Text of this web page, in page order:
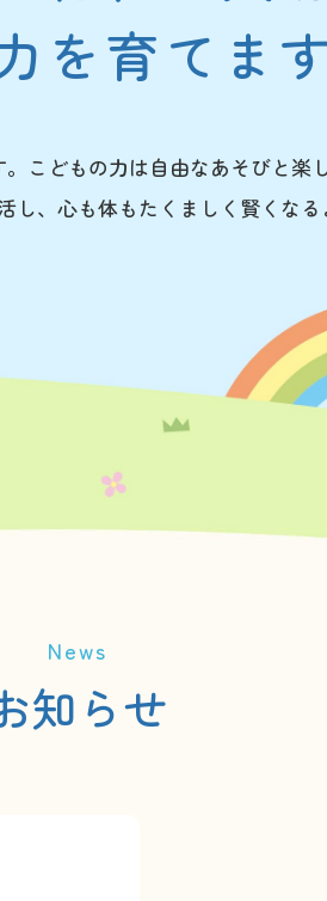
を育てま
こどもの力は自由なあそびと楽
、心も体もたくましく賢くなる
News
知らせ